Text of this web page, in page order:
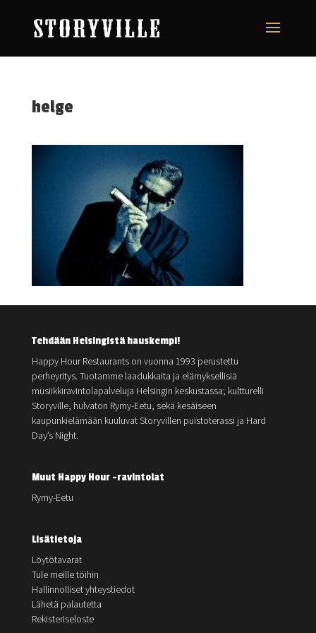
helge
Tehdään Helsingistä hauskempi!
Happy Hour Restaurants on vuonna 1993 perustettu
perheyritys. Tuotamme laadukkaita ja elämyksellisiä
musiikkiravintolapalveluja Helsingin keskustassa; kultturelli
Storyville, hulvaton Rymy-Eetu, sekä kesäiseen
kaupunkielämään kuuluvat Storyvillen puistoterassi ja Hard
Day’s Night.
Muut Happy Hour -ravintolat
Rymy-Eetu
Lisätietoja
Löytötavarat
Tule meille töihin
Hallinnolliset yhteystiedot
Lähetä palautetta
Rekisteriseloste